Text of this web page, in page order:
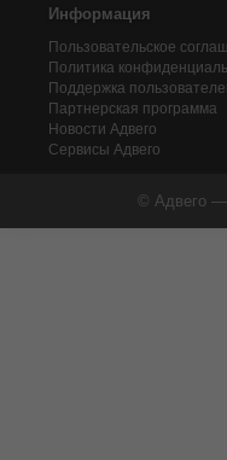
Информация
Пользовательское
Политика
Поддержка
Партнерская программа
Новости Адвего
Сервисы Адвего
© Адвего —